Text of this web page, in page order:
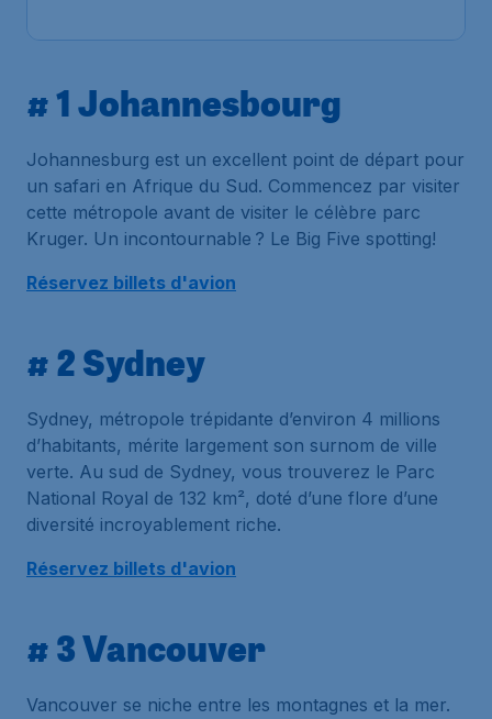
# 1 Johannesbourg
Johannesburg est un excellent point de départ pour
un safari en Afrique du Sud. Commencez par visiter
cette métropole avant de visiter le célèbre parc
Kruger. Un incontournable ? Le Big Five spotting!
Réservez billets d'avion
# 2 Sydney
Sydney, métropole trépidante d’environ 4 millions
d’habitants, mérite largement son surnom de ville
verte. Au sud de Sydney, vous trouverez le Parc
National Royal de 132 km², doté d’une flore d’une
diversité incroyablement riche.
Réservez billets d'avion
# 3 Vancouver
Vancouver se niche entre les montagnes et la mer.